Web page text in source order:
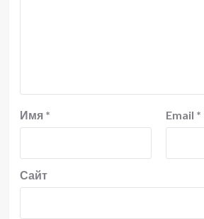
Имя * Email *
Сайт